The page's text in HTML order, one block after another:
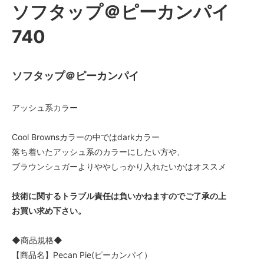
ソフタップ＠ピーカンパイ
740
ソフタップ＠ピーカンパイ
アッシュ系カラー
Cool Brownsカラーの中ではdarkカラー
落ち着いたアッシュ系のカラーにしたい方や、
ブラウンシュガーよりややしっかり入れたいかはオススメ
技術に関するトラブル責任は負いかねますのでご了承の上
お買い求め下さい。
◆商品規格◆
【商品名】Pecan Pie(ピーカンパイ）